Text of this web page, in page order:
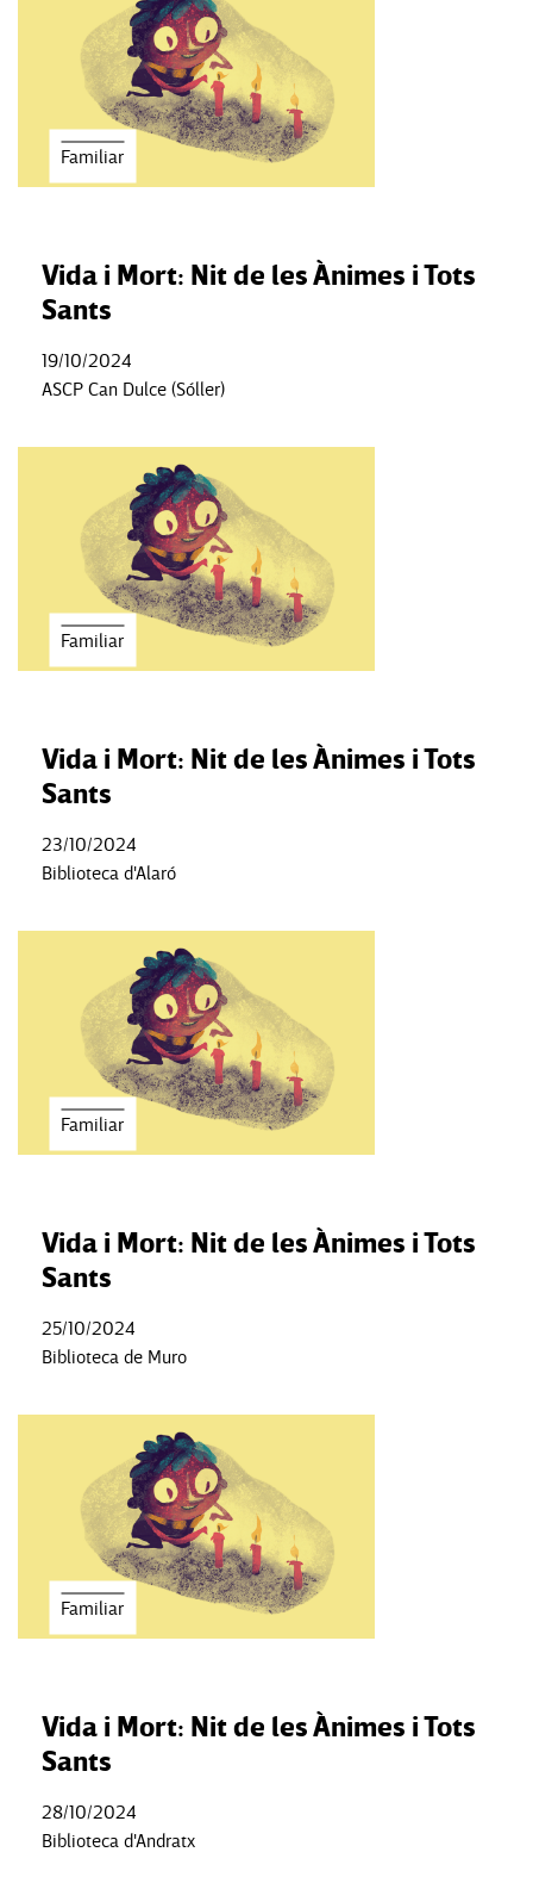
Familiar
Vida i Mort: Nit de les Ànimes i Tots
Sants
19/10/2024
ASCP Can Dulce (Sóller)
Familiar
Vida i Mort: Nit de les Ànimes i Tots
Sants
23/10/2024
Biblioteca d'Alaró
Familiar
Vida i Mort: Nit de les Ànimes i Tots
Sants
25/10/2024
Biblioteca de Muro
Familiar
Vida i Mort: Nit de les Ànimes i Tots
Sants
28/10/2024
Biblioteca d'Andratx